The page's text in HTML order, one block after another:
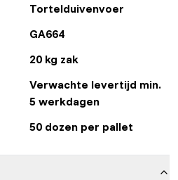
Tortelduivenvoer
GA664
20 kg zak
Verwachte levertijd min.
5 werkdagen
50 dozen per pallet